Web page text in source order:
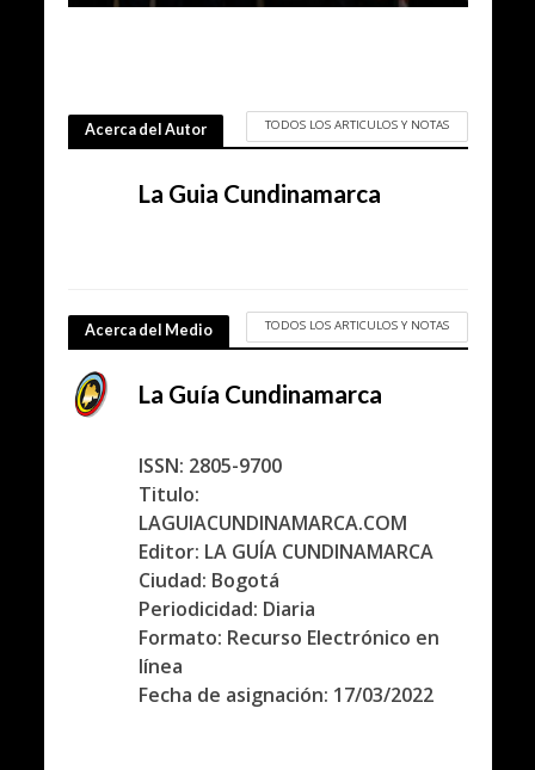
Acerca del Autor TODOS LOS ARTICULOS Y NOTAS
La Guia Cundinamarca
Acerca del Medio TODOS LOS ARTICULOS Y NOTAS
La Guía Cundinamarca
ISSN: 2805-9700
Titulo:
LAGUIACUNDINAMARCA.COM
Editor: LA GUÍA CUNDINAMARCA
Ciudad: Bogotá
Periodicidad: Diaria
Formato: Recurso Electrónico en
línea
Fecha de asignación: 17/03/2022